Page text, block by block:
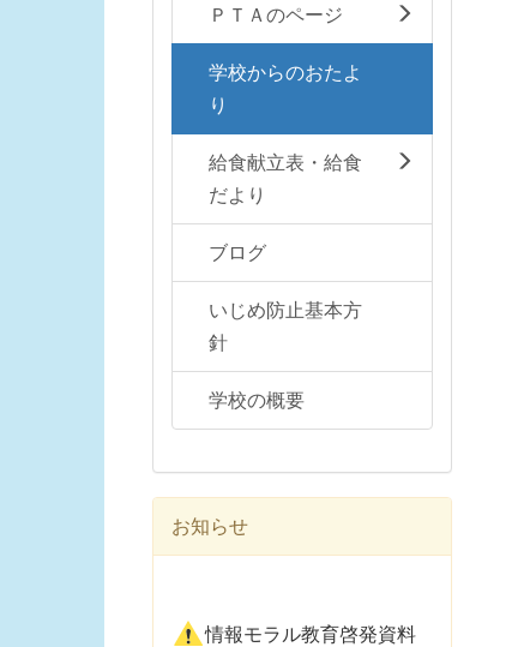
ＰＴＡのページ
学校からのおたよ
り
給食献立表・給食
だより
ブログ
いじめ防止基本方
針
学校の概要
お知らせ
情報モラル教育啓発資料